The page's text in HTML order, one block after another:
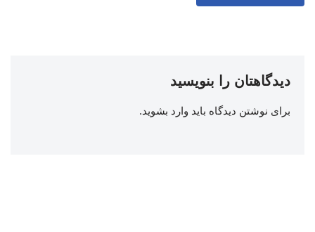
دیدگاهتان را بنویسید
برای نوشتن دیدگاه باید وارد بشوید.